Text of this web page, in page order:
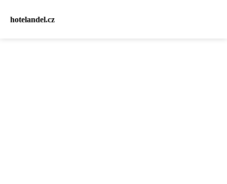
hotelandel.cz